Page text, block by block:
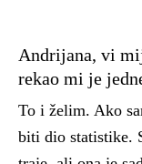
Andrijana, vi
rekao mi je
To i želim. Ako
biti dio statistike.